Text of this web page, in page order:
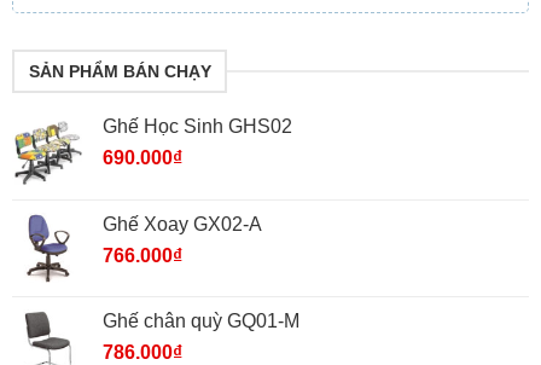
SẢN PHẨM BÁN CHẠY
Ghế Học Sinh GHS02
690.000₫
Ghế Xoay GX02-A
766.000₫
Ghế chân quỳ GQ01-M
786.000₫